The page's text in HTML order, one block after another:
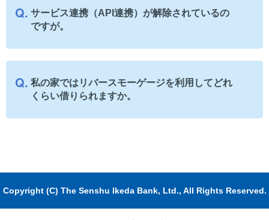
サービス連携（API連携）が解除されているの
ですが。
私の家ではリバースモーゲージを利用してどれ
くらい借りられますか。
Copyright (C) The Senshu Ikeda Bank, Ltd., All Rights Reserved.